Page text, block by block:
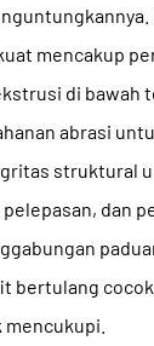
mencakup
di bawah
abrasi
struktural
dan
bertulang